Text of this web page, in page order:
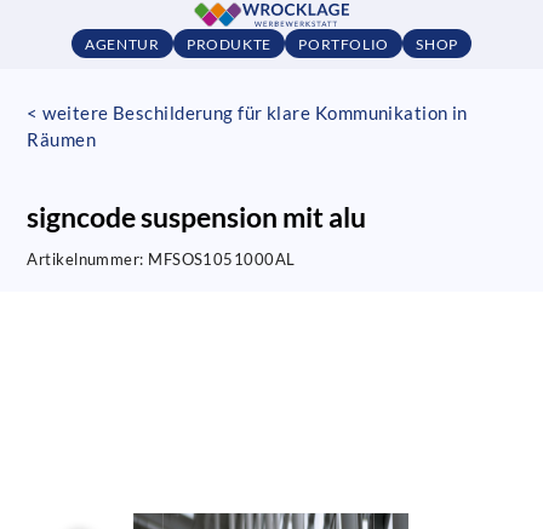
AGENTUR PRODUKTE PORTFOLIO SHOP
< weitere Beschilderung für klare Kommunikation in
Räumen
signcode suspension mit alu
Artikelnummer: MFSOS1051000AL